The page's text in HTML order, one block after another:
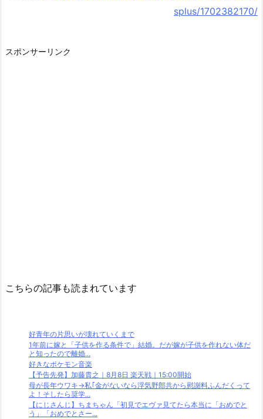
splus/1702382170/
スポンサーリンク
こちらの記事も読まれています
好青年の片思いが壊れていくまで
1年前に嫁と「子供を作る条件で」結婚。だが嫁が子供を作れない体だ
と知ったので離婚...
好きなポケモン音楽
【予告先発】加藤貴之｜8月8日 楽天戦｜15:00開始
母が長年ウワキ→私｢金がないなら浮気野郎共から慰謝料ふんだくって
よ！そしたら奨学...
【にじさんじ】ちまちゃん「初見でエヴァ見てたら本当に「おめでと
う」「おめでとさー...